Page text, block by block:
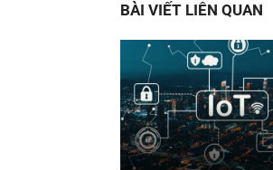
BÀI VIẾT LIÊN QUAN